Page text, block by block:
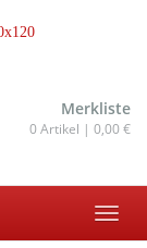
Merkliste
0Artikel | 0,00 €